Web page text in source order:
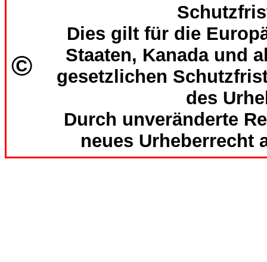
©
Dies gilt für die
Staaten, Kanada und
gesetzlichen
des
Durch unveränderte
neues Urheberrecht